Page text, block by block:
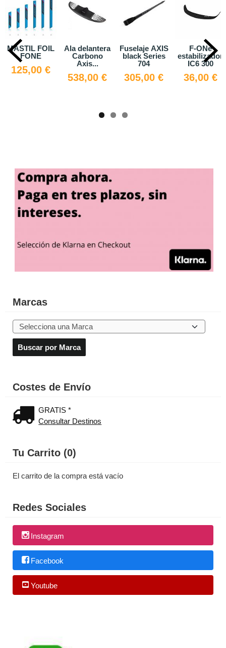
Marcas
Costes de Envío
GRATIS *
Consultar Destinos
Tu Carrito (0)
El carrito de la compra está vacío
Redes Sociales
Instagram
Facebook
Youtube
Ala delantera
Carbono
Axis...
538,00 €
Fuselaje AXIS
black Series
704
305,00 €
F-ONe
estabilizador
IC6 300
36,00 €
FOIL F-ONE
EAGLE HM
CARBON
1.719,00 €